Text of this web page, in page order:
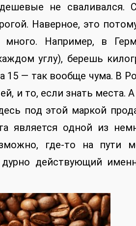
не сваливался.
Наверное, это
много. Например, в
углу), берешь
15 — так вообще чума. В
и то, если знать места.
под этой маркой
является одной из
где-то на пути
действующий